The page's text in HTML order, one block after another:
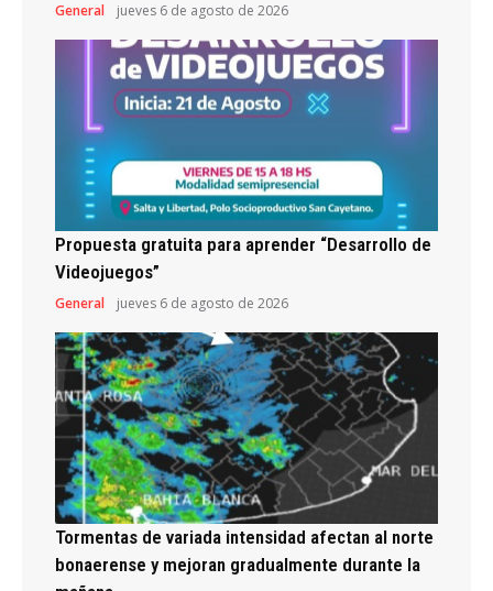
General jueves 6 de agosto de 2026
Propuesta gratuita para aprender “Desarrollo de
Videojuegos”
General jueves 6 de agosto de 2026
Tormentas de variada intensidad afectan al norte
bonaerense y mejoran gradualmente durante la